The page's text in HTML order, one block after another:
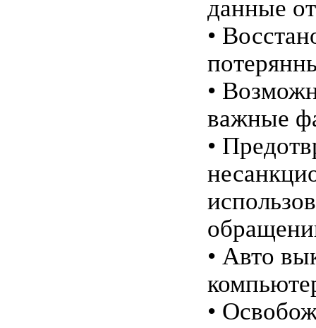
данные
•
•
важные
•
• Авто
•